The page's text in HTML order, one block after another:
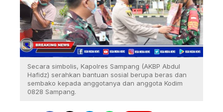
Secara simbolis, Kapolres Sampang (AKBP Abdul
Hafidz) serahkan bantuan sosial berupa beras dan
sembako kepada anggotanya dan anggota Kodim
0828 Sampang.